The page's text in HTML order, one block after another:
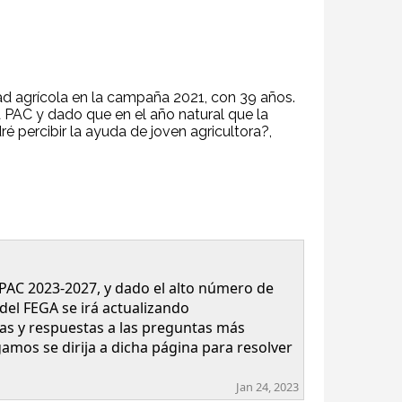
agrícola en la campaña 2021, con 39 años.
y dado que en el año natural que la
percibir la ayuda de joven agricultora?,
2023-2027, y dado el alto número de
FEGA se irá actualizando
y respuestas a las preguntas más
se dirija a dicha página para resolver
Jan 24, 2023